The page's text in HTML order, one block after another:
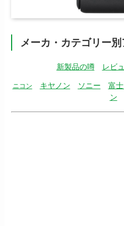
メーカ・カテゴリー
新製品の噂 レビ
ニコン キヤノン ソニー 富
ン